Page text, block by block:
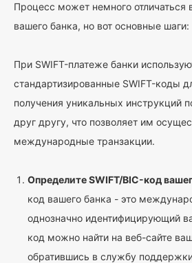
Процесс может немного отличаться
вашего банка, но вот основные шаги:
При SWIFT-платеже банки
стандартизированные SWIFT-коды
получения уникальных инструкций
друг другу, что позволяет им
международные транзакции.
Определите SWIFT/BIC-код
код вашего банка - это
однозначно идентифицирующий
код можно найти на веб-сайте
обратившись в службу